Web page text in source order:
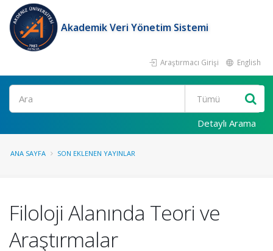
Akademik Veri Yönetim Sistemi
Araştırmacı Girişi English
Ara
Detaylı Arama
ANA SAYFA SON EKLENEN YAYINLAR
Filoloji Alanında Teori ve
Araştırmalar